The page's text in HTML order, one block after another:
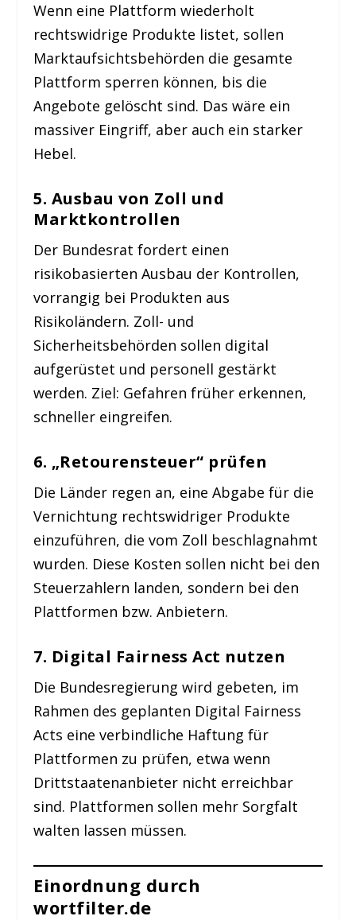
Wenn eine Plattform wiederholt
rechtswidrige Produkte listet, sollen
Marktaufsichtsbehörden die gesamte
Plattform sperren können, bis die
Angebote gelöscht sind. Das wäre ein
massiver Eingriff, aber auch ein starker
Hebel.
5. Ausbau von Zoll und
Marktkontrollen
Der Bundesrat fordert einen
risikobasierten Ausbau der Kontrollen,
vorrangig bei Produkten aus
Risikoländern. Zoll- und
Sicherheitsbehörden sollen digital
aufgerüstet und personell gestärkt
werden. Ziel: Gefahren früher erkennen,
schneller eingreifen.
6. „Retourensteuer“ prüfen
Die Länder regen an, eine Abgabe für die
Vernichtung rechtswidriger Produkte
einzuführen, die vom Zoll beschlagnahmt
wurden. Diese Kosten sollen nicht bei den
Steuerzahlern landen, sondern bei den
Plattformen bzw. Anbietern.
7. Digital Fairness Act nutzen
Die Bundesregierung wird gebeten, im
Rahmen des geplanten Digital Fairness
Acts eine verbindliche Haftung für
Plattformen zu prüfen, etwa wenn
Drittstaatenanbieter nicht erreichbar
sind. Plattformen sollen mehr Sorgfalt
walten lassen müssen.
Einordnung durch
wortfilter.de